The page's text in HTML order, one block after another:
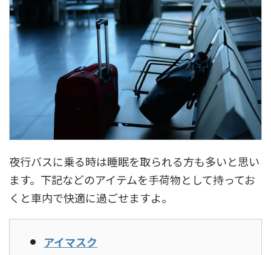
夜行バスに乗る時は睡眠を取られる方も多いと思い
ます。下記などのアイテムを手荷物として持ってお
くと車内で快適に過ごせますよ。
アイマスク